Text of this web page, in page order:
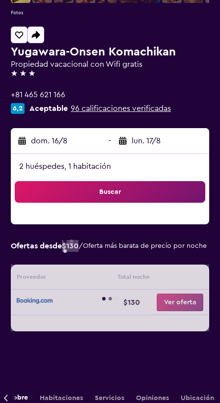
Yugawara-Onsen Komachikan
Propiedad vacacional con Wifi gratis
3 estrellas
+81 465 621 166
6,2 Aceptable 96 calificaciones verificadas
dom. 16/8 - lun. 17/8
2 huéspedes, 1 habitación
Buscar
Ofertas desde$130/Oferta más barata de precio por noche
Proveedor Total noche
$130 Ver oferta
Fotos
Sobre Habitaciones Servicios Opiniones Ubicación